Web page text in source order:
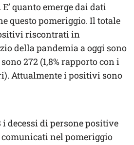
quanto emerge dai dati
questo pomeriggio. Il totale
riscontrati in
della pandemia a oggi sono
272 (1,8% rapporto con i
Attualmente i positivi sono
i decessi di persone positive
comunicati nel pomeriggio